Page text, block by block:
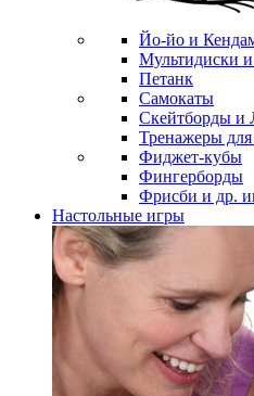
Йо-йо и
Мультидиски
Петанк
Самокаты
Скейтборды и
Тренажеры
Фиджет-кубы
Фингерборды
Фрисби и др.
Настольные игры